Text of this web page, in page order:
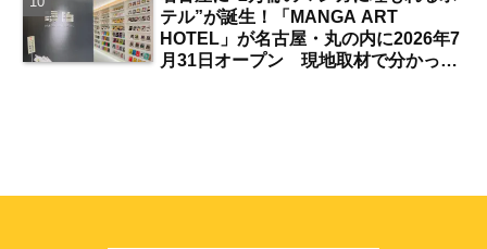
テル”が誕生！「MANGA ART
HOTEL」が名古屋・丸の内に2026年7
月31日オープン 現地取材で分かった